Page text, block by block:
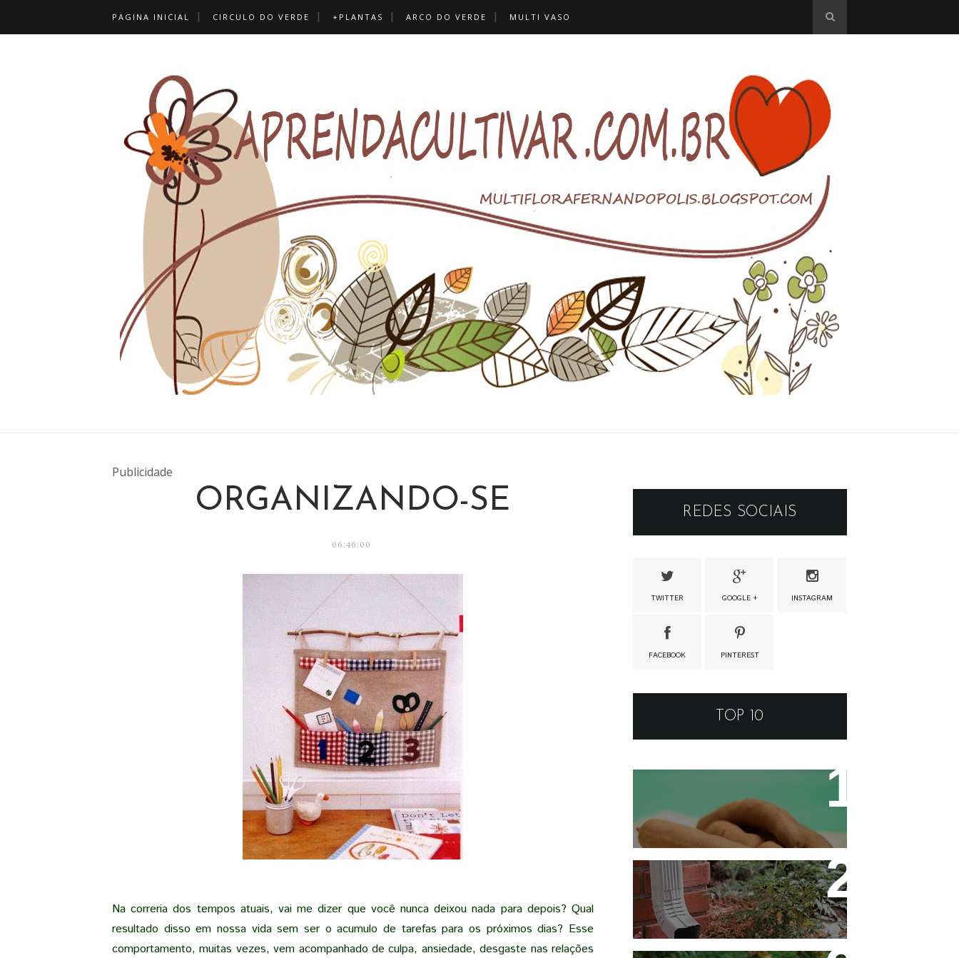
PAGINA INICIAL CIRCULO DO VERDE +PLANTAS ARCO DO VERDE MULTI VASO
Publicidade
ORGANIZANDO-SE
06:46:00
Na correria dos tempos atuais, vai me dizer que você nunca deixou nada para depois? Qual
resultado disso em nossa vida sem ser o acumulo de tarefas para os próximos dias? Esse
comportamento, muitas vezes, vem acompanhado de culpa, ansiedade, desgaste nas relações
REDES SOCIAIS
TWITTER GOOGLE + INSTAGRAM
FACEBOOK PINTEREST
TOP 10
Qual o Correto?
Decoração - Folhas [Faça
Você Mesmo]